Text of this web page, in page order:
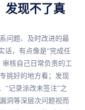
发现不了真
问题、及时改进的最
话，有点像是“完成任
核自己日常负责的工
挑好的地方看；发现
“记录涂改未签注”之
洞等深层次问题视而